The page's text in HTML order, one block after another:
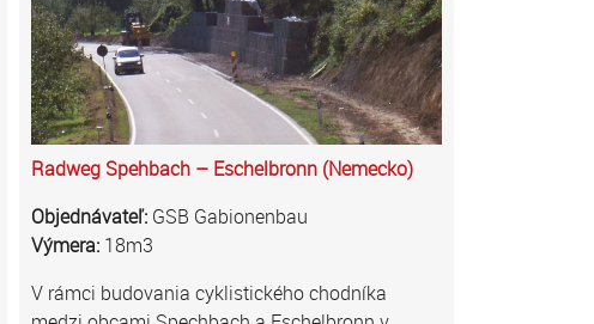
Radweg Spehbach – Eschelbronn (Nemecko)
Objednávateľ:GSB Gabionenbau
Výmera:18m3
V rámci budovania cyklistického chodníka